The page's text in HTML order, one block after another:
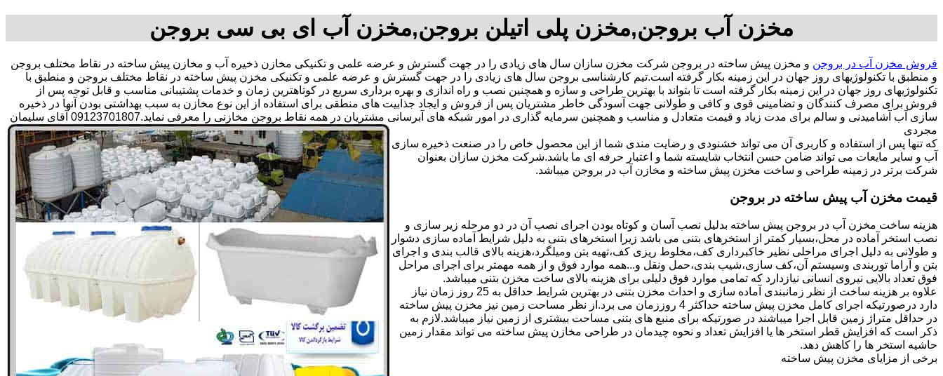
مخزن آب بروجن,مخزن پلی اتیلن بروجن,مخزن آب ای بی سی بروجن
فروش مخزن آب در بروجن و مخزن پیش ساخته در بروجن شرکت مخزن سازان سال های زیادی را در جهت گسترش و عرضه علمی و تکنیکی مخازن ذخیره آب و مخازن پیش ساخته در نقاط مختلف بروجن
و منطبق با تکنولوژیهای روز جهان در این زمینه بکار گرفته است.تیم کارشناسی بروجن سال های زیادی را در جهت گسترش و عرضه علمی و تکنیکی مخزن پیش ساخته در نقاط مختلف بروجن و منطبق با
تکنولوژیهای روز جهان در این زمینه بکار گرفته است تا بتواند با بهترین طراحی و سازه و همچنین نصب و راه اندازی و بهره برداری سریع در کوتاهترین زمان و خدمات پشتیبانی مناسب و قابل توجه پس از
فروش برای مصرف کنندگان و تضامینی قوی و کافی و طولانی جهت آسودگی خاطر مشتریان پس از فروش و ایجاد جذابیت های منطقی برای استفاده از این نوع مخازن به سبب بهداشتی بودن آنها در ذخیره
سازی آب آشامیدنی و سالم برای مدت زیاد و قیمت متعادل و مناسب و همچنین سرمایه گذاری در امور شبکه های آبرسانی مشتریان در همه نقاط بروجن مخازنی را معرفی نماید.09123701807 آقای سلیمان
مجردی
که تنها پس از استفاده و کاربری آن می تواند خشنودی و رضایت مندی شما از این محصول خاص را در صنعت ذخیره سازی
آب و سایر مایعات می تواند ضامن حسن انتخاب شایسته شما و اعتبار حرفه ای ما باشد.شرکت مخزن سازان بعنوان
شرکت برتر در زمینه طراحی و ساخت مخزن پیش ساخته و مخازن آب در بروجن میباشد.
قیمت مخزن آب پیش ساخته در بروجن
هزینه ساخت مخزن آب در بروجن پیش ساخته بدلیل نصب آسان و کوتاه بودن اجرای نصب آن در دو مرحله زیر سازی و
نصب استخر آماده در محل،بسیار کمتر از استخرهای بتنی می باشد زیرا استخرهای بتنی به دلیل شرایط آماده سازی دشوار
و طولانی به دلیل اجرای مراحلی نظیر خاکبرداری کف،مخلوط ریزی کف،تهیه بتن ومیلگرد،هزینه بالای قالب بندی و اجرای
بتن و آراما توربندی وسیستم آن،کف سازی،شیب بندی،حمل ونقل و...همه موارد فوق و از همه مهمتر برای اجرای مراحل
فوق تعداد بالایی نیروی انسانی نیازدارد که تمامی موارد فوق دلیلی برای هزینه بالای ساخت مخزن بتنی میباشد.
علاوه بر هزینه ساخت از نظر زمانبندی آماده سازی و احداث مخزن بتنی در بهترین شرایط حداقل به 25 روز زمان نیاز
دارد درصورتیکه اجرای کامل مخزن پیش ساخته حداکثر 4 روززمان می برد.از نظر مساحت زمین نیز مخزن پیش ساخته
در حداقل متراژ زمین قابل اجرا میباشند در صورتیکه برای منبع های بتنی مساحت بیشتری از زمین نیاز میباشد.لازم به
ذکر است که افزایش قطر استخر ها یا افزایش تعداد و نحوه چیدمان در طراحی مخازن پیش ساخته می تواند مقدار زمین
حاشیه استخر ها را کاهش دهد.
برخی از مزایای مخزن پیش ساخته